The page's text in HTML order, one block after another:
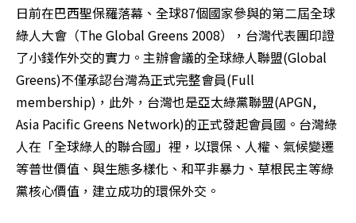
日前在巴西聖保羅落幕、全球87個國家參與的第二屆全球
綠人大會（The Global Greens 2008），台灣代表團印證
了小錢作外交的實力。主辦會議的全球綠人聯盟(Global
Greens)不僅承認台灣為正式完整會員(Full
membership)，此外，台灣也是亞太綠黨聯盟(APGN,
Asia Pacific Greens Network)的正式發起會員國。台灣綠
人在「全球綠人的聯合國」裡，以環保、人權、氣候變遷
等普世價值、與生態多樣化、和平非暴力、草根民主等綠
黨核心價值，建立成功的環保外交。